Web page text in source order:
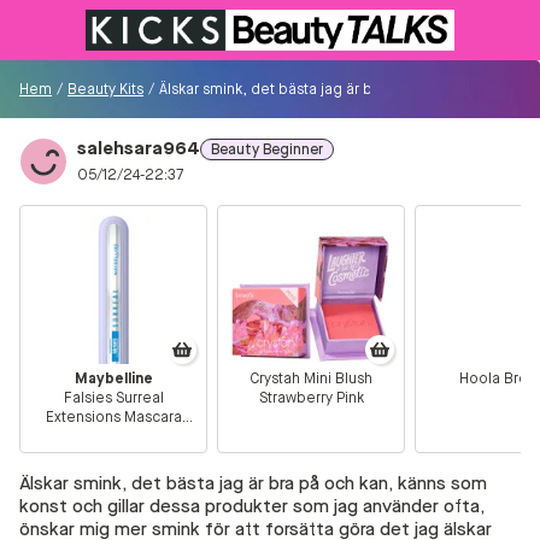
Till KICKS.se
Besökare
Logga in/Registrera
Sök i communityt...
👋Är du ny på Communityt?
Såhär kommer du
Hem
Hem / Beauty Kits / Älskar smink, det bästa jag är bra på och kan, känns
salehsara964
Beauty Beginner
05/12/24-22:37
Maybelline
Falsies Surreal
Extensions Mascara
Crystah Mini Blush
Strawberry Pink
Hoola
Älskar smink, det bästa jag är bra på och kan, känns som
konst och gillar dessa produkter som jag använder ofta,
önskar mig mer smink för att forsätta göra det jag älskar